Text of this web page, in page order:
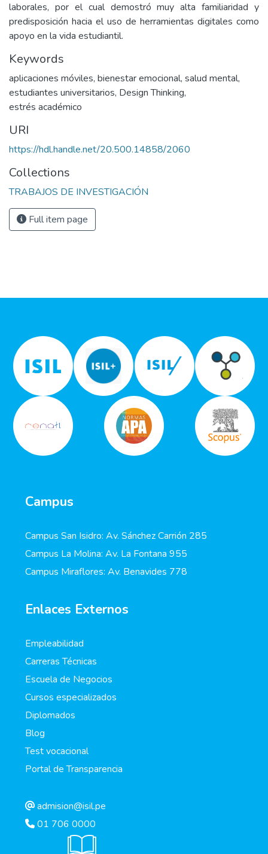
laborales, por el cual demostró muy alta familiaridad y
predisposición hacia el uso de herramientas digitales como
apoyo en la vida estudiantil.
Keywords
aplicaciones móviles, bienestar emocional, salud mental,
estudiantes universitarios, Design Thinking,
estrés académico
URI
https://hdl.handle.net/20.500.14858/2060
Collections
TRABAJOS DE INVESTIGACIÓN
Full item page
Campus
Campus San Isidro: Av. Sánchez Carrión 285
Campus La Molina: Av. La Fontana 955
Campus Miraflores: Av. Benavides 778
Enlaces Externos
Empleabilidad
Carreras Técnicas
Escuela de Negocios
Cursos especializados
Diplomados
Blog
Test vocacional
Portal de Transparencia
admision@isil.pe
01 706 0000